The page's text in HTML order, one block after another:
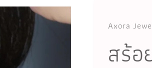
Axora
สร้